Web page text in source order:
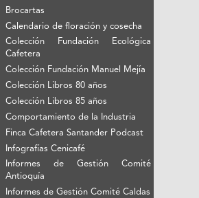
Brocartas
Calendario de floración y cosecha
Colección Fundación Ecológica
Cafetera
Colección Fundación Manuel Mejía
Colección Libros 80 años
Colección Libros 85 años
Comportamiento de la Industria
Finca Cafetera Santander Podcast
Infografías Cenicafé
Informes de Gestión Comité
Antioquía
Informes de Gestión Comité Caldas